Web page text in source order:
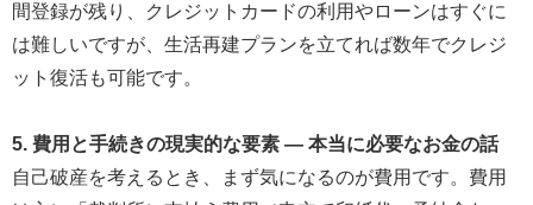
間登録が残り、クレジットカードの利用やローンはすぐに
は難しいですが、生活再建プランを立てれば数年でクレジ
ット復活も可能です。
5. 費用と手続きの現実的な要素 ― 本当に必要なお金の話
自己破産を考えるとき、まず気になるのが費用です。費用